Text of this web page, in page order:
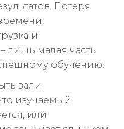
Потеря
и
лишь малая часть
обучению.
изучаемый
или